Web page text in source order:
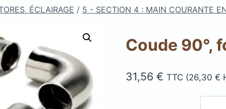
CALES RÉGLABLES
POUR TERRASSE
LAMES DE BARDAGE
XTRACLAD « CLIN »
ÉCLAIRAGE / 5 - SECTION 4 : MAIN COURANTE
Coude 90°,
31,56 € TTC (26,30 €